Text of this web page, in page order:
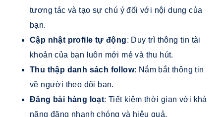
tương tác và tạo sự chú ý đối với nội dung của
bạn.
Cập nhật profile tự động: Duy trì thông tin tài
khoản của bạn luôn mới mẻ và thu hút.
Thu thập danh sách follow: Nắm bắt thông tin
về người theo dõi bạn.
Đăng bài hàng loạt: Tiết kiệm thời gian với khả
năng đăng nhanh chóng và hiệu quả.